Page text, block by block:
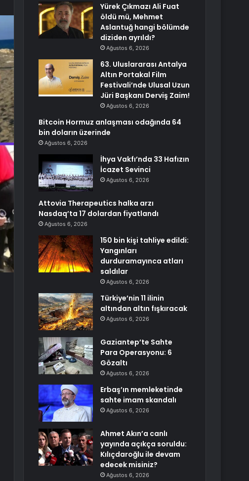
Yürek Çıkmazı Ali Fuat
öldü mü, Mehmet
Aslantuğ hangi bölümde
diziden ayrıldı?
Ağustos 6, 2026
63. Uluslararası Antalya
Altın Portakal Film
Festivali’nde Ulusal Uzun
Jüri Başkanı Derviş Zaim!
Ağustos 6, 2026
Bitcoin Hormuz anlaşması odağında 64
bin doların üzerinde
Ağustos 6, 2026
İhya Vakfı’nda 33 Hafızın
İcazet Sevinci
Ağustos 6, 2026
Attovia Therapeutics halka arzı
Nasdaq’ta 17 dolardan fiyatlandı
Ağustos 6, 2026
150 bin kişi tahliye edildi:
Yangınları
durduramayınca atları
saldılar
Ağustos 6, 2026
Türkiye’nin 11 ilinin
altından altın fışkıracak
Ağustos 6, 2026
Gaziantep’te Sahte
Para Operasyonu: 6
Gözaltı
Ağustos 6, 2026
Erbaş’ın memleketinde
sahte imam skandalı
Ağustos 6, 2026
Ahmet Akın’a canlı
yayında açıkça soruldu:
Kılıçdaroğlu ile devam
edecek misiniz?
Ağustos 6, 2026